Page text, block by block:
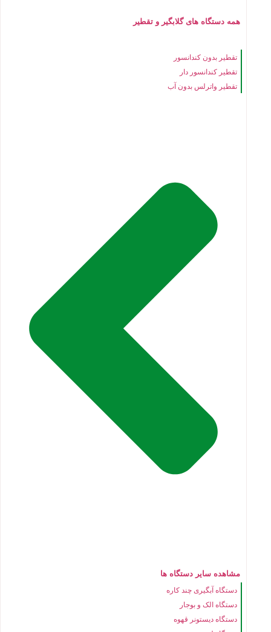
همه دستگاه های گلابگیر و تقطیر
تقطیر بدون کندانسور
تقطیر کندانسور دار
تقطیر واترلس بدون آب
مشاهده سایر دستگاه ها
دستگاه آبگیری چند کاره
دستگاه الک و بوجار
دستگاه دیستونر قهوه